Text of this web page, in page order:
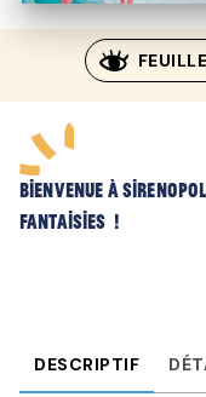
Bienvenue à
fantaisies !
DESCRIPTIF